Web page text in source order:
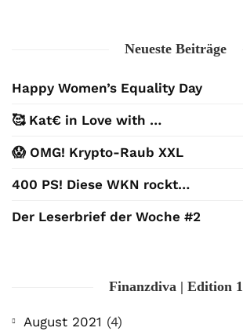
Neueste Beiträge
Happy Women’s Equality Day
🥰 Kat€ in Love with …
😱 OMG! Krypto-Raub XXL
400 PS! Diese WKN rockt…
Der Leserbrief der Woche #2
Finanzdiva | Edition 1
August 2021 (4)